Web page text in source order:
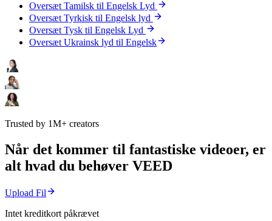
Oversæt Tamilsk til Engelsk Lyd
Oversæt Tyrkisk til Engelsk lyd
Oversæt Tysk til Engelsk Lyd
Oversæt Ukrainsk lyd til Engelsk
Trusted by 1M+ creators
Når det kommer til fantastiske videoer, er
alt hvad du behøver VEED
Upload Fil
Intet kreditkort påkrævet